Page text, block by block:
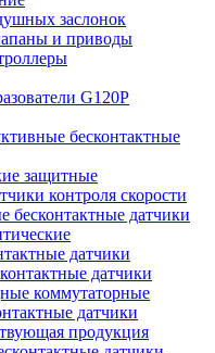
заслонок
и приводы
G120P
бесконтактные
защитные
контроля скорости
бесконтактные датчики
датчики
датчики
коммутаторные
датчики
продукция